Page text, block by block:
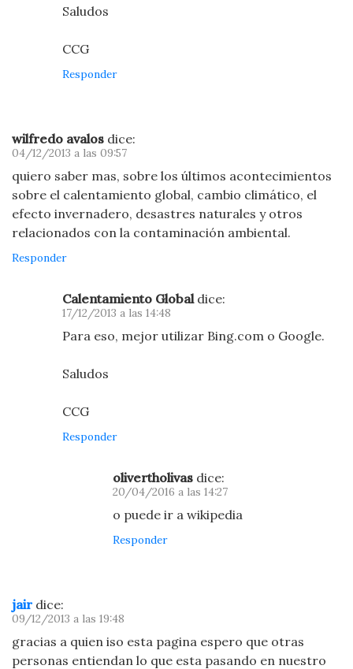
Saludos
CCG
Responder
wilfredo avalos dice:
04/12/2013 a las 09:57
quiero saber mas, sobre los últimos acontecimientos
sobre el calentamiento global, cambio climático, el
efecto invernadero, desastres naturales y otros
relacionados con la contaminación ambiental.
Responder
Calentamiento Global dice:
17/12/2013 a las 14:48
Para eso, mejor utilizar Bing.com o Google.
Saludos
CCG
Responder
olivertholivas dice:
20/04/2016 a las 14:27
o puede ir a wikipedia
Responder
jair dice:
09/12/2013 a las 19:48
gracias a quien iso esta pagina espero que otras
personas entiendan lo que esta pasando en nuestro